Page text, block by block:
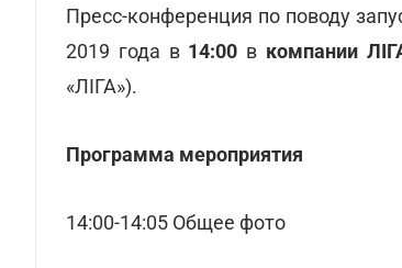
Пресс-конференция по поводу
2019 года в 14:00 в компании
«ЛІГА»).
Программа мероприятия
14:00-14:05 Общее фото